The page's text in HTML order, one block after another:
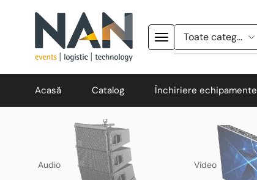
Acasă Catalog Închiriere echipamente
Audio Video